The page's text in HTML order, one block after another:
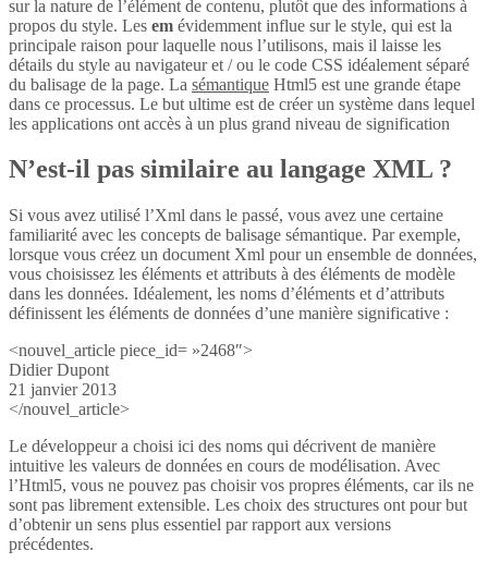
sur la nature de l’élément de contenu, plutôt que des informations à
propos du style. Les em évidemment influe sur le style, qui est la
principale raison pour laquelle nous l’utilisons, mais il laisse les
détails du style au navigateur et / ou le code CSS idéalement séparé
du balisage de la page. La sémantique Html5 est une grande étape
dans ce processus. Le but ultime est de créer un système dans lequel
les applications ont accès à un plus grand niveau de signification
N’est-il pas similaire au langage XML ?
Si vous avez utilisé l’Xml dans le passé, vous avez une certaine
familiarité avec les concepts de balisage sémantique. Par exemple,
lorsque vous créez un document Xml pour un ensemble de données,
vous choisissez les éléments et attributs à des éléments de modèle
dans les données. Idéalement, les noms d’éléments et d’attributs
définissent les éléments de données d’une manière significative :
<nouvel_article piece_id= »2468″>
Didier Dupont
21 janvier 2013
</nouvel_article>
Le développeur a choisi ici des noms qui décrivent de manière
intuitive les valeurs de données en cours de modélisation. Avec
l’Html5, vous ne pouvez pas choisir vos propres éléments, car ils ne
sont pas librement extensible. Les choix des structures ont pour but
d’obtenir un sens plus essentiel par rapport aux versions
précédentes.